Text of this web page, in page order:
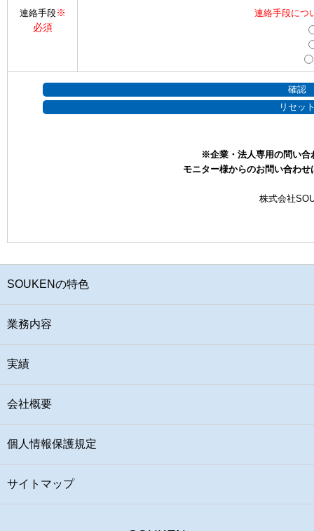
連絡手段※
必須
連絡手段につ
※企業・法人専用の問い合
モニター様からのお問い合わせ
株式会社
SOUKENの特色
業務内容
実績
会社概要
個人情報保護規定
サイトマップ